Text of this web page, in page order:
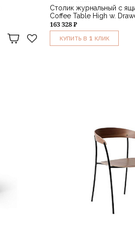
Столик журнальный с
Coffee Table High w.
163 328 ₽
КУПИТЬ В 1 КЛИК